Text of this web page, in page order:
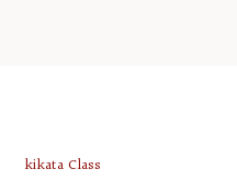
kikata Class